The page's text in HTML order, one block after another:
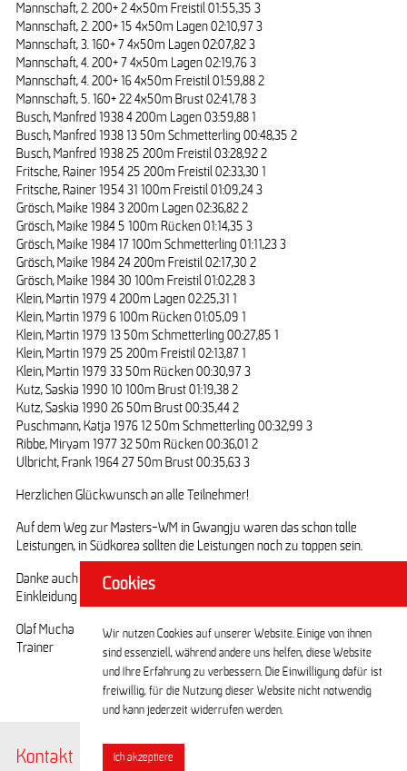
Mannschaft, 2. 200+ 2 4x50m Freistil 01:55,35 3
Mannschaft, 2. 200+ 15 4x50m Lagen 02:10,97 3
Mannschaft, 3. 160+ 7 4x50m Lagen 02:07,82 3
Mannschaft, 4. 200+ 7 4x50m Lagen 02:19,76 3
Mannschaft, 4. 200+ 16 4x50m Freistil 01:59,88 2
Mannschaft, 5. 160+ 22 4x50m Brust 02:41,78 3
Busch, Manfred 1938 4 200m Lagen 03:59,88 1
Busch, Manfred 1938 13 50m Schmetterling 00:48,35 2
Busch, Manfred 1938 25 200m Freistil 03:28,92 2
Fritsche, Rainer 1954 25 200m Freistil 02:33,30 1
Fritsche, Rainer 1954 31 100m Freistil 01:09,24 3
Grösch, Maike 1984 3 200m Lagen 02:36,82 2
Grösch, Maike 1984 5 100m Rücken 01:14,35 3
Grösch, Maike 1984 17 100m Schmetterling 01:11,23 3
Grösch, Maike 1984 24 200m Freistil 02:17,30 2
Grösch, Maike 1984 30 100m Freistil 01:02,28 3
Klein, Martin 1979 4 200m Lagen 02:25,31 1
Klein, Martin 1979 6 100m Rücken 01:05,09 1
Klein, Martin 1979 13 50m Schmetterling 00:27,85 1
Klein, Martin 1979 25 200m Freistil 02:13,87 1
Klein, Martin 1979 33 50m Rücken 00:30,97 3
Kutz, Saskia 1990 10 100m Brust 01:19,38 2
Kutz, Saskia 1990 26 50m Brust 00:35,44 2
Puschmann, Katja 1976 12 50m Schmetterling 00:32,99 3
Ribbe, Miryam 1977 32 50m Rücken 00:36,01 2
Ulbricht, Frank 1964 27 50m Brust 00:35,63 3
Herzlichen Glückwunsch an alle Teilnehmer!
Auf dem Weg zur Masters-WM in Gwangju waren das schon tolle
Leistungen, in Südkorea sollten die Leistungen noch zu toppen sein.
Danke auch der Ingenieurgruppe Bauen, die uns wieder bei der Team-
Einkleidung unterstützt hat.
Olaf Mucha
Trainer
Kontakt
Cookies
Wir nutzen Cookies auf unserer Website. Einige von ihnen
sind essenziell, während andere uns helfen, diese Website
und Ihre Erfahrung zu verbessern. Die Einwilligung dafür ist
freiwillig, für die Nutzung dieser Website nicht notwendig
und kann jederzeit widerrufen werden.
Ich akzeptiere